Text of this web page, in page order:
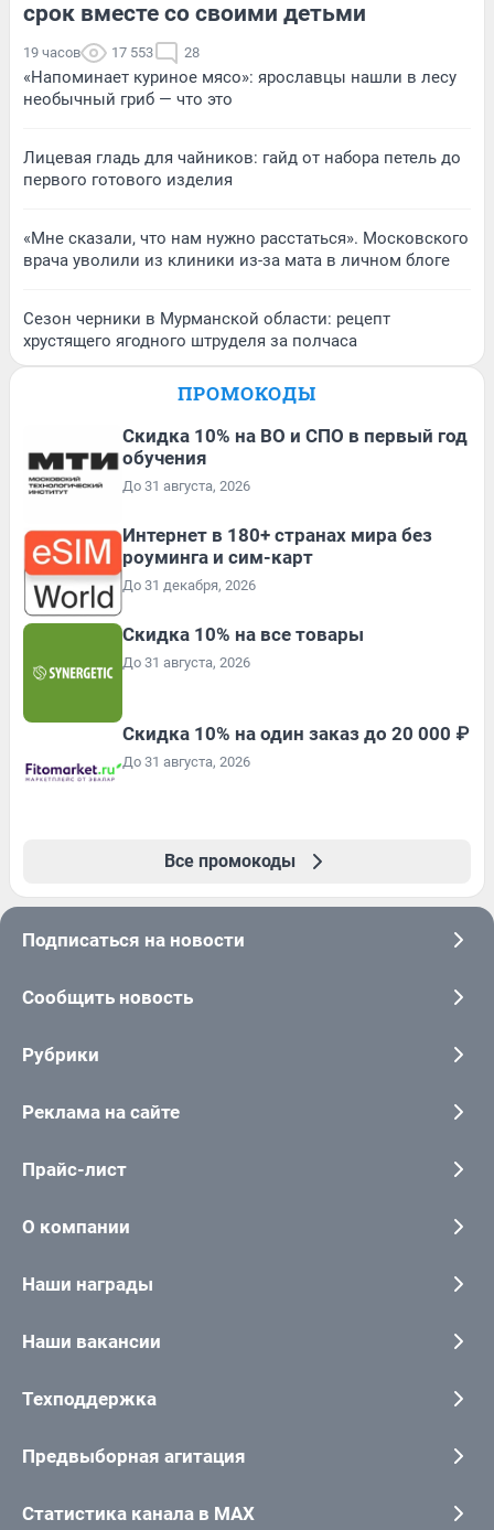
срок вместе со своими детьми
19 часов 17 553 28
«Напоминает куриное мясо»: ярославцы нашли в лесу
необычный гриб — что это
Лицевая гладь для чайников: гайд от набора петель до
первого готового изделия
«Мне сказали, что нам нужно расстаться». Московского
врача уволили из клиники из-за мата в личном блоге
Сезон черники в Мурманской области: рецепт
хрустящего ягодного штруделя за полчаса
ПРОМОКОДЫ
Скидка 10% на ВО и СПО в первый год
обучения
До 31 августа, 2026
Интернет в 180+ странах мира без
роуминга и сим-карт
До 31 декабря, 2026
Скидка 10% на все товары
До 31 августа, 2026
Скидка 10% на один заказ до 20 000 ₽
До 31 августа, 2026
Все промокоды
Подписаться на новости
Сообщить новость
Рубрики
Реклама на сайте
Прайс-лист
О компании
Наши награды
Наши вакансии
Техподдержка
Предвыборная агитация
Статистика канала в MAX